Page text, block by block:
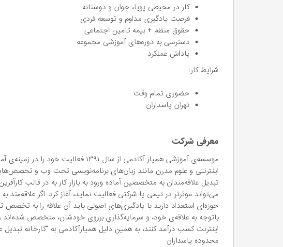
کار در محیطی پویا، جوان و دوستانه
فرصت یادگیری مداوم و توسعه فردی
حقوق منظم + بیمه تامین اجتماعی
دسترسی به دوره‌های آموزشی مجموعه
پاداش عملکرد
شرایط کار:
حضوری تمام وقت
تهران پاسداران
معرفی شرکت
موسسه‌ی آموزشی همیار آکادمی از سال ۱۳۹۱
اینترنتی و علوم مدرن مانند زبان‌های برنامه‌نویسی تحت وب و
تبدیل علاقه‌مندان به متخصصین آماده ورود به بازار کار به در قالب
می‌تواند موثرتر در تیمی یا شرکتی فعالیت نماید، آغاز کرد. اگر
حوزه‌ای استعداد دارید با یادگیری‌های اصولی باید آن علاقه را به تخصص
باتوجه به علاقه‌ی خود، و سرمایه‌گذاری برروی خودشان، متخصص شده‌اند
اینترنت کسب درآمد کنند، به همین دلیل همیارآکادمی به “کارخانه
محدوده پاسداران